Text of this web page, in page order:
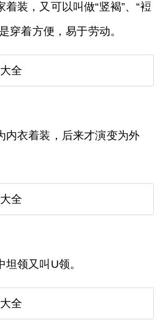
装，又可以叫做“竖褐”、“裋
穿着方便，易于劳动。
内衣着装，后来才演变为外
领又叫U领。